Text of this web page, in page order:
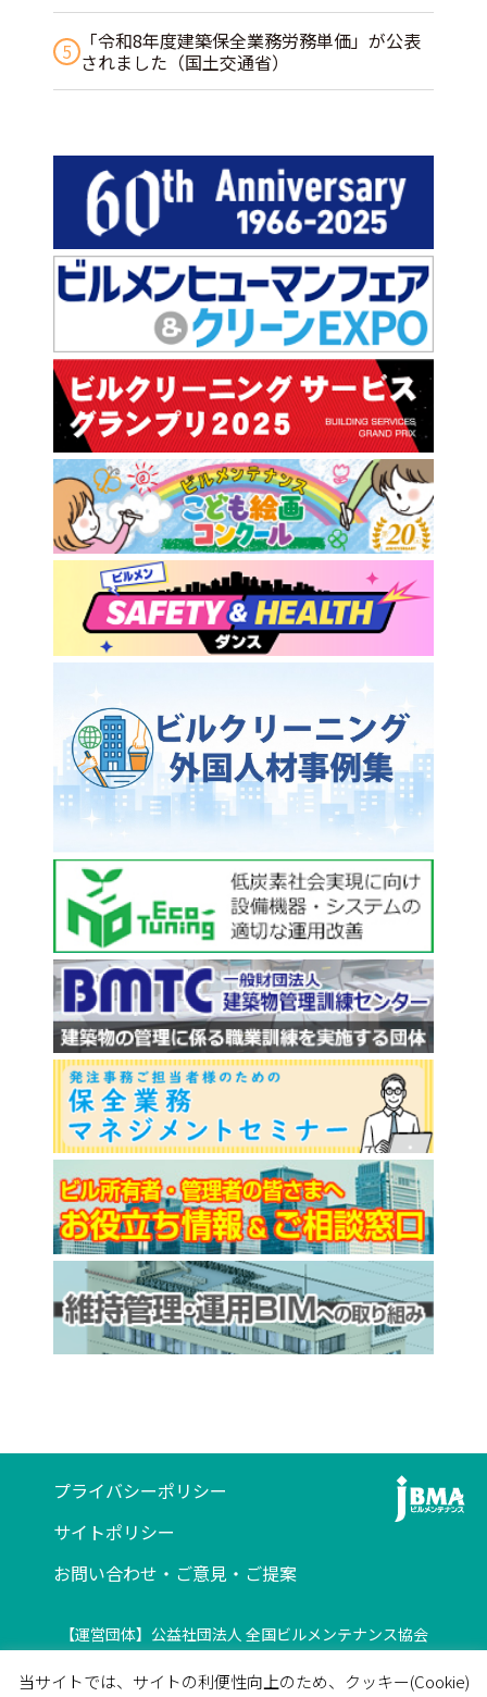
5
「令和8年度建築保全業務労務単価」が公表
されました（国土交通省）
プライバシーポリシー
サイトポリシー
お問い合わせ・ご意見・ご提案
【運営団体】公益社団法人 全国ビルメンテナンス協会
ビルメンテナンス会館5F
当サイトでは、サイトの利便性向上のため、クッキー(Cookie)